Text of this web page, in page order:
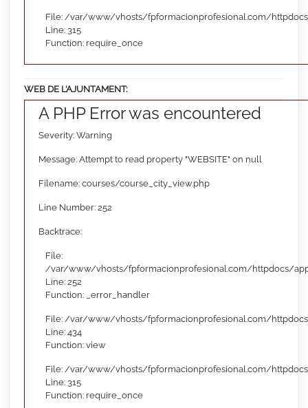
File: /var/www/vhosts/fpformacionprofesional.com/
Line: 315
Function: require_once
WEB DE L’AJUNTAMENT:
A PHP Error was encountered
Severity: Warning
Message: Attempt to read property "WEBSITE" on null
Filename: courses/course_city_view.php
Line Number: 252
Backtrace:
File:
/var/www/vhosts/fpformacionprofesional.com/httpdocs/
Line: 252
Function: _error_handler
File: /var/www/vhosts/fpformacionprofesional.com/
Line: 434
Function: view
File: /var/www/vhosts/fpformacionprofesional.com/
Line: 315
Function: require_once